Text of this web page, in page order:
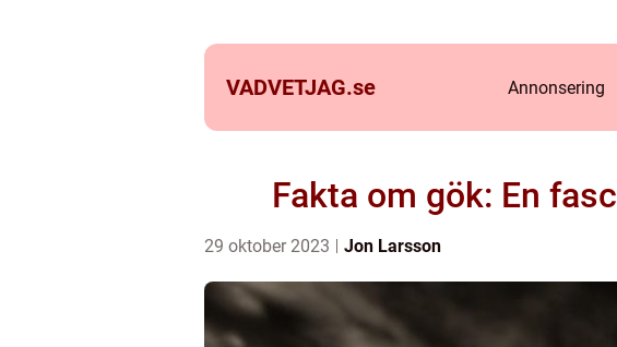
VADVETJAG.se Annonsering
Fakta om gök: En
29 oktober 2023 Jon Larsson